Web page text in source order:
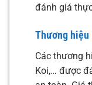
đánh giá
Thương hiệu
Các thương
Koi,… được